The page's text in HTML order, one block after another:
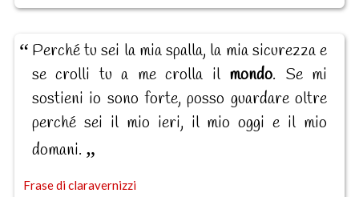
Perché tu sei la mia spalla, la mia sicurezza e
se crolli tu a me crolla il mondo. Se mi
sostieni io sono forte, posso guardare oltre
perché sei il mio ieri, il mio oggi e il mio
domani.
Frase di claravernizzi